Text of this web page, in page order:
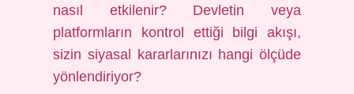
nasıl etkilenir? Devletin veya
platformların kontrol ettiği bilgi akışı,
sizin siyasal kararlarınızı hangi ölçüde
yönlendiriyor?